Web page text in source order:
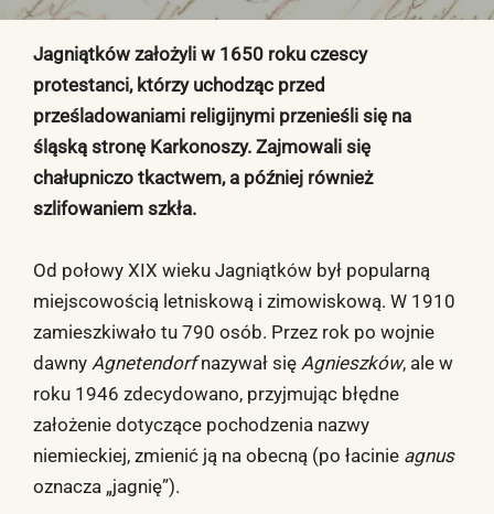
Jagniątków założyli w 1650 roku czescy
protestanci, którzy uchodząc przed
prześladowaniami religijnymi przenieśli się na
śląską stronę Karkonoszy. Zajmowali się
chałupniczo tkactwem, a później również
szlifowaniem szkła.
Od połowy XIX wieku Jagniątków był popularną
miejscowością letniskową i zimowiskową. W 1910
zamieszkiwało tu 790 osób. Przez rok po wojnie
dawny Agnetendorfnazywał się Agnieszków, ale w
roku 1946 zdecydowano, przyjmując błędne
założenie dotyczące pochodzenia nazwy
niemieckiej, zmienić ją na obecną (po łacinie agnus
oznacza „jagnię”).